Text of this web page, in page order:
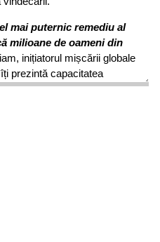
mai puternic remediu al
milioane de oameni din
inițiatorul mișcării globale
prezintă capacitatea
de a-ți vindeca starea de
toate bolile digestive;
cronice și